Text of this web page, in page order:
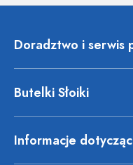
Doradztwo i serwis
Butelki Słoiki
Informacje